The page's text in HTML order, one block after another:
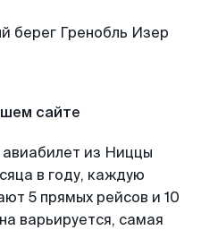
сайте
авиабилет из Ниццы
в году, каждую
5 прямых рейсов и 10
варьируется, самая